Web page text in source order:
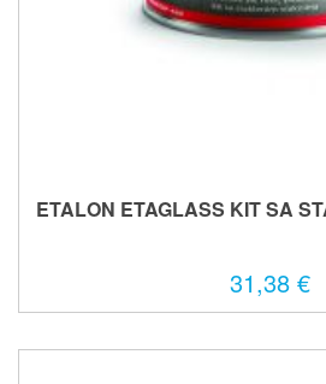
ETALON ETAGLASS KIT SA
31,38 €